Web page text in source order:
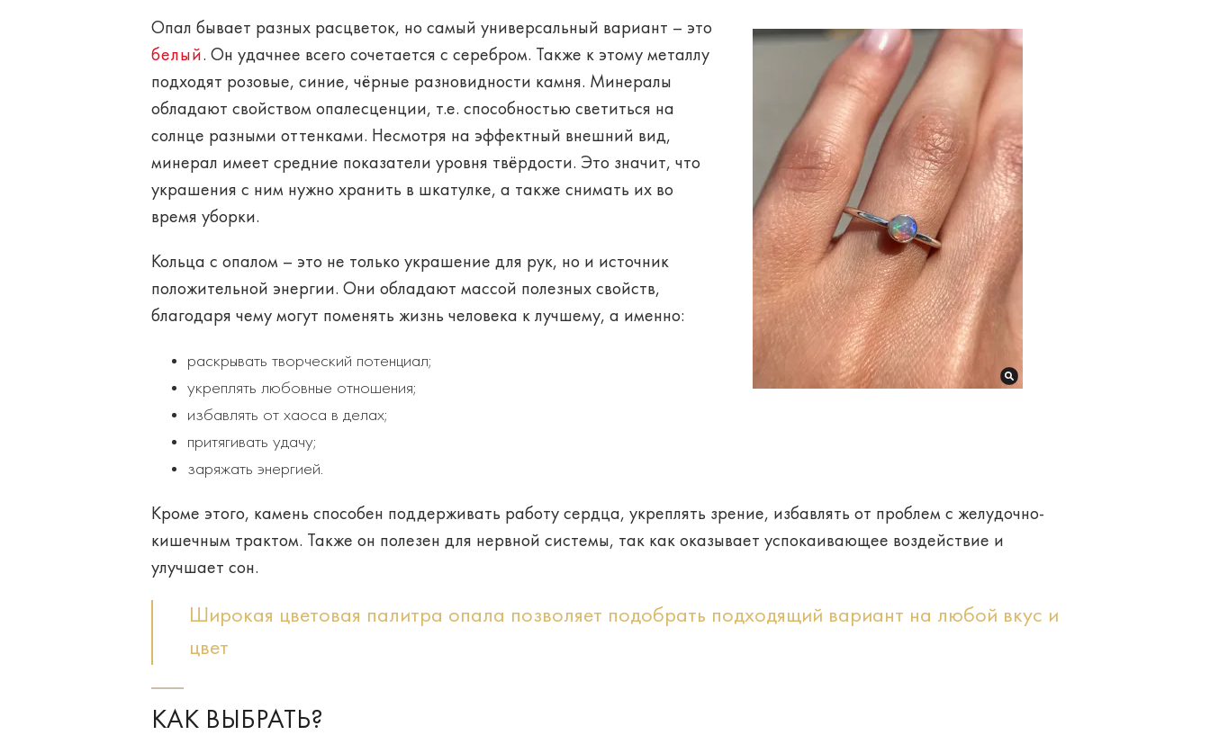
Опал бывает разных расцветок, но самый универсальный вариант – это
белый. Он удачнее всего сочетается с серебром. Также к этому металлу
подходят розовые, синие, чёрные разновидности камня. Минералы
обладают свойством опалесценции, т.е. способностью светиться на
солнце разными оттенками. Несмотря на эффектный внешний вид,
минерал имеет средние показатели уровня твёрдости. Это значит, что
украшения с ним нужно хранить в шкатулке, а также снимать их во
время уборки.
Кольца с опалом – это не только украшение для рук, но и источник
положительной энергии. Они обладают массой полезных свойств,
благодаря чему могут поменять жизнь человека к лучшему, а именно:
раскрывать творческий потенциал;
укреплять любовные отношения;
избавлять от хаоса в делах;
притягивать удачу;
заряжать энергией.
Кроме этого, камень способен поддерживать работу сердца, укреплять зрение, избавлять от проблем с желудочно-
кишечным трактом. Также он полезен для нервной системы, так как оказывает успокаивающее воздействие и
улучшает сон.
Широкая цветовая палитра опала позволяет подобрать подходящий вариант на любой вкус и
цвет
КАК ВЫБРАТЬ?